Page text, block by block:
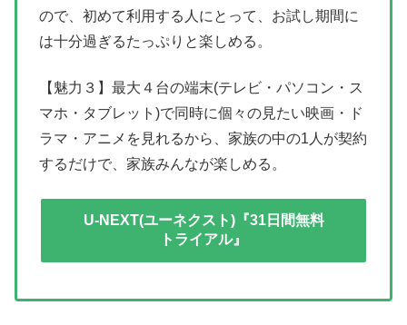
ので、初めて利用する人にとって、お試し期間に
は十分過ぎるたっぷりと楽しめる。
【魅力３】最大４台の端末(テレビ・パソコン・ス
マホ・タブレット)で同時に個々の見たい映画・ド
ラマ・アニメを見れるから、家族の中の1人が契約
するだけで、家族みんなが楽しめる。
U-NEXT(ユーネクスト)『31日間無料
トライアル』